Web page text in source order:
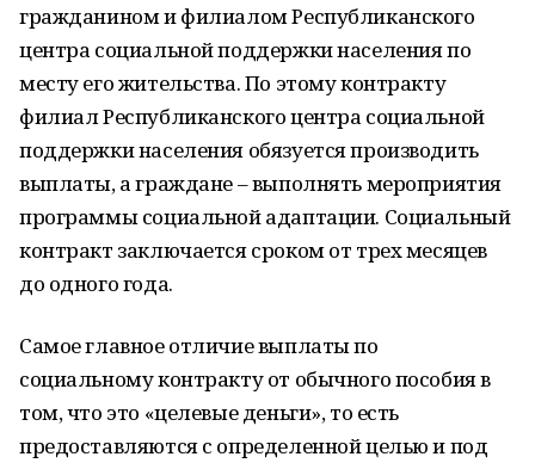
гражданином и филиалом Республиканского
центра социальной поддержки населения по
месту его жительства. По этому контракту
филиал Республиканского центра социальной
поддержки населения обязуется производить
выплаты, а граждане – выполнять мероприятия
программы социальной адаптации. Социальный
контракт заключается сроком от трех месяцев
до одного года.
Самое главное отличие выплаты по
социальному контракту от обычного пособия в
том, что это «целевые деньги», то есть
предоставляются с определенной целью и под